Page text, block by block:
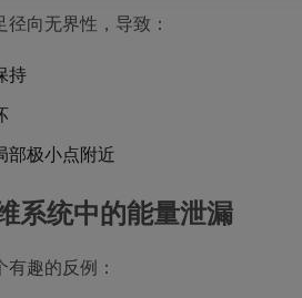
向无界性，导致：
持
部极小点附近
系统中的能量泄漏
趣的反例：